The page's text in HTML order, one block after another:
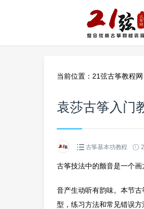
当前位置： 21弦古筝教程网
袁莎古筝入门
古筝基本功教程
古筝技法中的颤音是一个
音产生动听有韵味。本节
型，练习方法和常见错误方